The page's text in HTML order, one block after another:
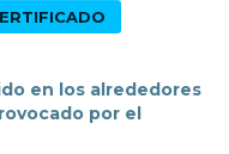
en los alrededores
por el